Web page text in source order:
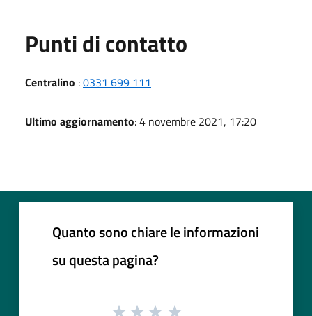
Punti di contatto
Centralino :0331 699 111
Ultimo aggiornamento: 4 novembre 2021, 17:20
Quanto sono chiare le informazioni
su questa pagina?